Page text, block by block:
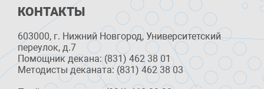
КОНТАКТЫ
603000, г. Нижний Новгород, Университетский
переулок, д.7
Помощник декана: (831) 462 38 01
Методисты деканата: (831) 462 38 03